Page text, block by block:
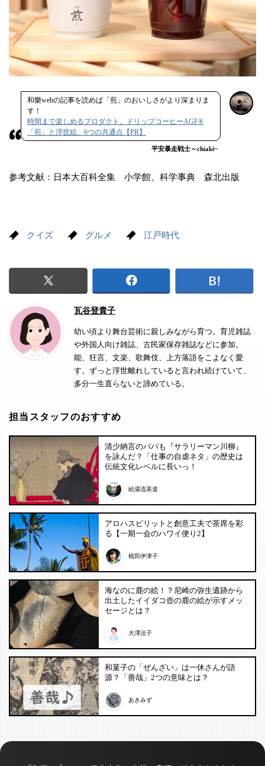
和樂webの記事を読めば「煎」のおいしさがより深まりま
す！
時間まで楽しめるプロダクト。ドリップコーヒーAGF®
「煎」と浮世絵、6つの共通点【PR】
平安暴走戦士～chiaki~
参考文献：日本大百科全集 小学館、科学事典 森北出版
クイズ グルメ 江戸時代
瓦谷登貴子
幼い頃より舞台芸術に親しみながら育つ。育児雑誌
や外国人向け雑誌、古民家保存雑誌などに参加。
能、狂言、文楽、歌舞伎、上方落語をこよなく愛
す。ずっと浮世離れしていると言われ続けていて、
多分一生直らないと諦めている。
担当スタッフのおすすめ
清少納言のパパも『サラリーマン川柳』
を詠んだ？「仕事の自虐ネタ」の歴史は
伝統文化レベルに長いっ！
給湯流茶道
アロハスピリットと創意工夫で茶席を彩
る【一期一会のハワイ便り2】
植田伊津子
海なのに鹿の絵！？尼崎の弥生遺跡から
出土したイイダコ壺の鹿の絵が示すメッ
セージとは？
大澤法子
和菓子の「ぜんざい」は一休さんが語
源？「善哉」2つの意味とは？
あきみず